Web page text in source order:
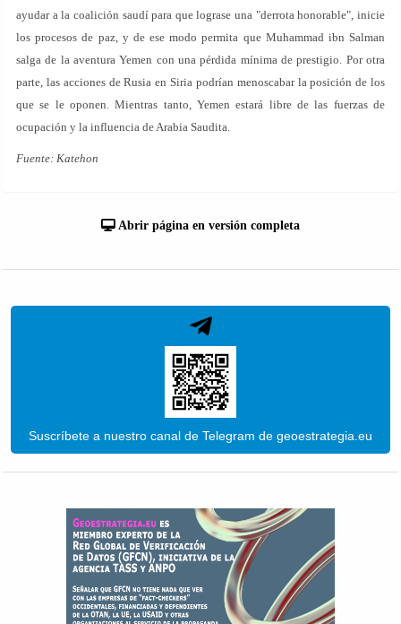
ayudar a la coalición saudí para que lograse una "derrota honorable", inicie
los procesos de paz, y de ese modo permita que Muhammad ibn Salman
salga de la aventura Yemen con una pérdida mínima de prestigio. Por otra
parte, las acciones de Rusia en Siria podrían menoscabar la posición de los
que se le oponen. Mientras tanto, Yemen estará libre de las fuerzas de
ocupación y la influencia de Arabia Saudita.
Fuente: Katehon
Abrir página en versión completa
Suscríbete a nuestro canal de Telegram de geoestrategia.eu